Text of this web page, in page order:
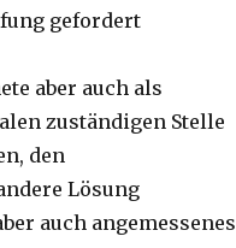
gefordert
aber auch als
zuständigen Stelle
den
Lösung
auch angemessenes